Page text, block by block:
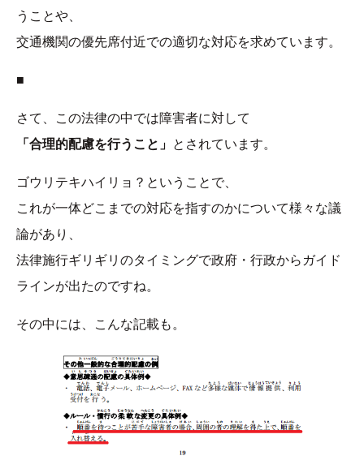
うことや、
交通機関の優先席付近での適切な対応を求めています。
■
さて、この法律の中では障害者に対して
「合理的配慮を行うこと」 とされています。
ゴウリテキハイリョ？ということで、
これが一体どこまでの対応を指すのかについて様々な議
論があり、
法律施行ギリギリのタイミングで政府・行政からガイド
ラインが出たのですね。
その中には、こんな記載も。